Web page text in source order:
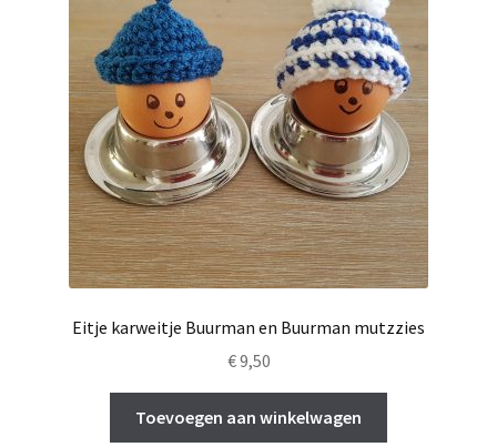
Eitje karweitje Buurman en Buurman mutzzies
€9,50
Toevoegen aan winkelwagen